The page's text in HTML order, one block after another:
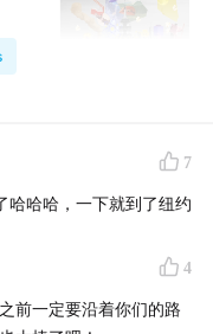
7
哈哈哈，一下就到了纽约
4
前一定要沿着你们的路